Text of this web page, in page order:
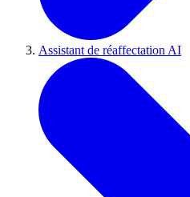
Assistant de réaffectation AI